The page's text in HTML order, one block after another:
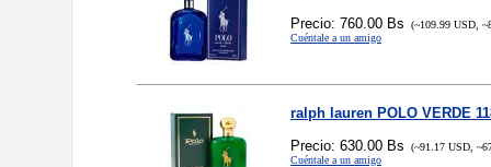
Precio: 760.00 Bs (~109.99 USD,
Cuéntale a un amigo
ralph lauren POLO VERDE
Precio: 630.00 Bs (~91.17 USD,
Cuéntale a un amigo